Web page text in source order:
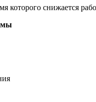
которого снижается